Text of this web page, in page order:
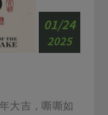
01/24
2025